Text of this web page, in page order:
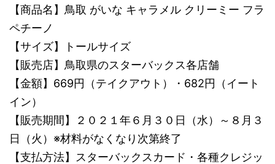
【商品名】鳥取 がいな キャラメル クリーミー フラ
ペチーノ
【サイズ】トールサイズ
【販売店】鳥取県のスターバックス各店舗
【金額】669円（テイクアウト）・682円（イート
イン）
【販売期間】２０２１年６月３０日（水）～８月３
日（火）※材料がなくなり次第終了
【支払方法】スターバックスカード・各種クレジッ